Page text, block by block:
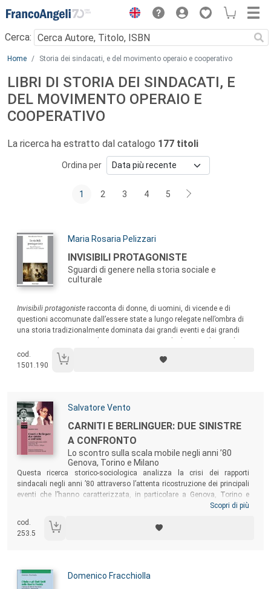
Menu
Cerca:
Main content
Home Storia dei sindacati, e del movimento operaio e cooperativo
LIBRI DI STORIA DEI SINDACATI, E
DEL MOVIMENTO OPERAIO E
COOPERATIVO
La ricerca ha estratto dal catalogo 177 titoli
Ordina per
1 2 3 4 5
Autori:
Maria Rosaria Pelizzari
Titolo:
INVISIBILI PROTAGONISTE
Sguardi di genere nella storia sociale e
culturale
Invisibili protagoniste racconta di donne, di uomini, di vicende e di
questioni accomunate dall’essere state a lungo relegate nell’ombra di
una storia tradizionalmente dominata dai grandi eventi e dai grandi
genere, i pregiudizi sociali e i processi di “invisibilizzazione” che hanno
contribuito a plasmare storia e memoria collettiva.
cod.
1501.190
Autori:
Salvatore Vento
Titolo:
CARNITI E BERLINGUER: DUE SINISTRE
A CONFRONTO
Lo scontro sulla scala mobile negli anni ’80
Genova, Torino e Milano
Sommario:
Questa ricerca storico-sociologica analizza la crisi dei rapporti
sindacali negli anni ’80 attraverso l’attenta ricostruzione dei principali
eventi che l’hanno caratterizzata, in particolare a Genova, Torino e
Milano, e mette a confronto due visioni politiche diverse: quella di
quella di Enrico Berlinguer, che considerava prioritaria l’azione del suo
partito in quanto rappresentante della classe operaia.
Scopri di più
cod.
253.5
Autori:
Domenico Fracchiolla